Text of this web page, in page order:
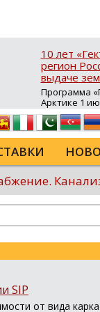
10 лет
регион
выдаче
Программа
Арктике 1
10 лет в ДФО
время она
для
сельского
программы
России...
SIP
от вида